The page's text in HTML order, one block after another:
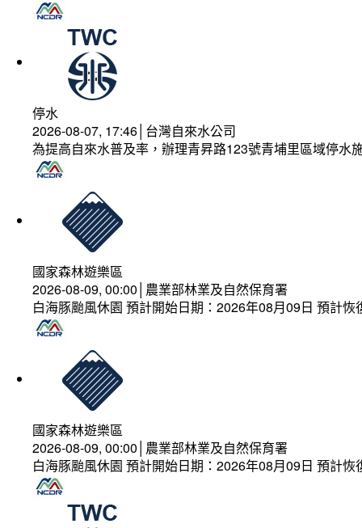
停水
2026-08-07, 17:46│台灣自來水公司
為提高自來水普及率，辦理青昇路123號青埔里區域停水
國家森林遊樂區
2026-08-09, 00:00│農業部林業及自然保育署
白海豚颱風休園 預計開始日期：2026年08月09日 預計
國家森林遊樂區
2026-08-09, 00:00│農業部林業及自然保育署
白海豚颱風休園 預計開始日期：2026年08月09日 預計